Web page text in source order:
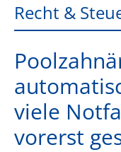
Recht &
viele
vorerst